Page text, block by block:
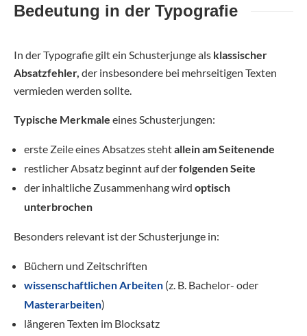
Bedeutung in der Typografie
In der Typografie gilt ein Schusterjunge als klassischer
Absatzfehler, der insbesondere bei mehrseitigen Texten
vermieden werden sollte.
Typische Merkmale eines Schusterjungen:
erste Zeile eines Absatzes stehtallein am Seitenende
restlicher Absatz beginnt auf derfolgenden Seite
der inhaltliche Zusammenhang wird optisch
unterbrochen
Besonders relevant ist der Schusterjunge in:
Büchern und Zeitschriften
wissenschaftlichen Arbeiten (z. B. Bachelor- oder
Masterarbeiten)
längeren Texten im Blocksatz